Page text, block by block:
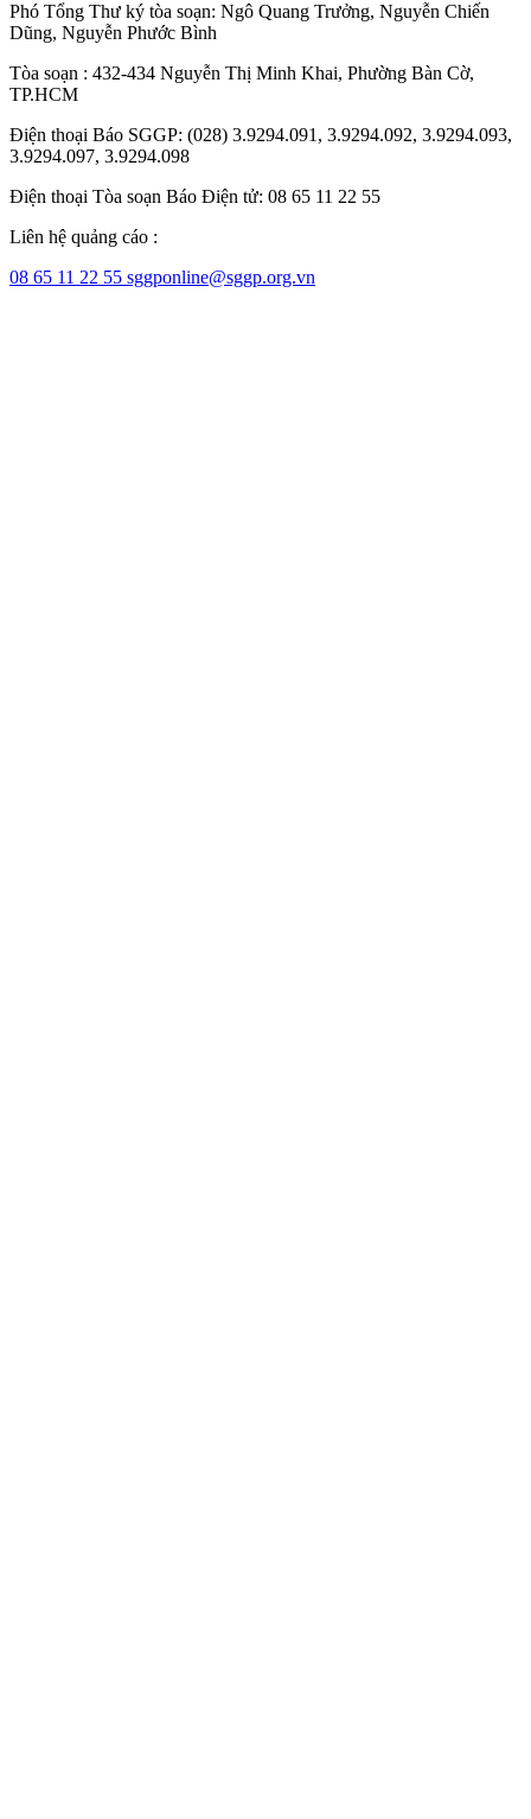
Phó Tổng Thư ký tòa soạn: Ngô Quang Trưởng, Nguyễn Chiến
Dũng, Nguyễn Phước Bình
Tòa soạn : 432-434 Nguyễn Thị Minh Khai, Phường Bàn Cờ,
TP.HCM
Điện thoại Báo SGGP: (028) 3.9294.091, 3.9294.092, 3.9294.093,
3.9294.097, 3.9294.098
Điện thoại Tòa soạn Báo Điện tử: 08 65 11 22 55
Liên hệ quảng cáo :
08 65 11 22 55 sggponline@sggp.org.vn